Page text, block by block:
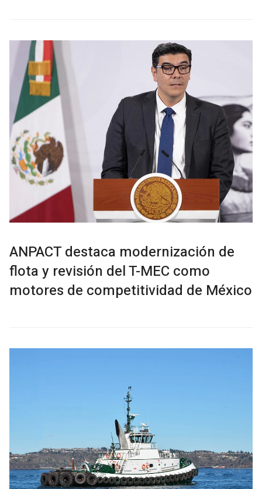
ANPACT destaca modernización de
flota y revisión del T-MEC como
motores de competitividad de México